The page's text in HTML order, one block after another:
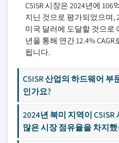
C5ISR 시장은 2024년에
지닌 것으로 평가되었으며,
미국 달러에 도달할 것으로
년을 통해 연간 12.4%
됩니다.
C5ISR 산업의 하드웨어 부
인가요?
2024년 북미 지역이
많은 시장 점유율을 차지